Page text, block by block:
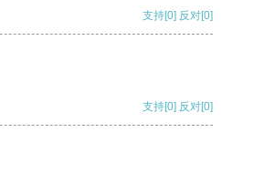
支持[0] 反对[0]
支持[0] 反对[0]